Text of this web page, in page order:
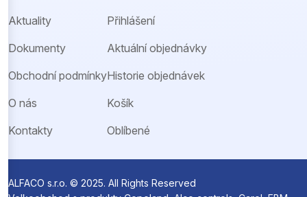
Aktuality
Dokumenty
Obchodní podmínky
O nás
Kontakty
Přihlášení
Aktuální objednávky
Historie objednávek
Košík
Oblíbené
ALFACO s.r.o. © 2025. All Rights Reserved